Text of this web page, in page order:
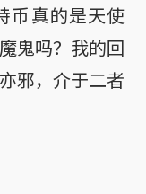
币真的是天使
鬼吗？我的回
邪，介于二者